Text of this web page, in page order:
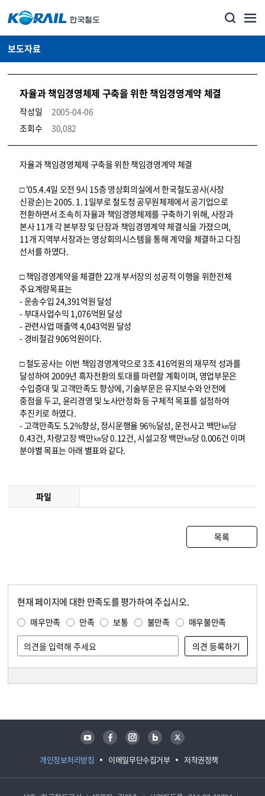
보도자료
자율과 책임경영체제 구축을 위한 책임경영계약 체결
작성일
2005-04-06
조회수
30,082
뉴스·홍보_보도자료 상세보기 – 내용, 파일, 담당자 연락처로 구성
자율과 책임경영체제 구축을 위한 책임경영계약 체결
□ '05.4.4일 오전 9시 15층 영상회의실에서 한국철도공사(사장
신광순)는 2005. 1. 1일부로 철도청 공무원체제에서 공기업으로
전환하면서 조속히 자율과 책임경영체제를 구축하기 위해, 사장과
본사 11개 각 본부장 및 단장과 책임경영계약 체결식을 가졌으며,
11개 지역부서장과는 영상회의시스템을 통해 계약을 체결하고 다짐
선서를 하였다.
□ 책임경영계약을 체결한 22개 부서장의 성공적 이행을 위한전체
주요계량목표는
- 운송수입 24,391억원 달성
- 부대사업수익 1,076억원 달성
- 관련사업 매출액 4,043억원 달성
- 경비절감 906억원이다.
□ 철도공사는 이번 책임경영계약으로 3조 416억원의 재무적 성과를
달성하여 2009년 흑자전환의 토대를 마련할 계획이며, 영업부문은
수입증대 및 고객만족도 향상에, 기술부문은 유지보수와 안전에
중점을 두고, 윤리경영 및 노사안정화 등 구체적 목표를 설정하여
추진키로 하였다.
- 고객만족도 5.2%향상, 정시운행율 96%달성, 운전사고 백만㎞당
0.43건, 차량고장 백만㎞당 0.12건, 시설고장 백만㎞당 0.006건 이며
분야별 목표는 아래 별표와 같다.
파일
목록
현재 페이지에 대한 만족도를 평가하여 주십시오.
매우만족 만족 보통 불만족 매우불만족
개인정보처리방침 이메일무단수집거부 저작권정책
유튜브 페이스북 인스타그램 블로그 트위터